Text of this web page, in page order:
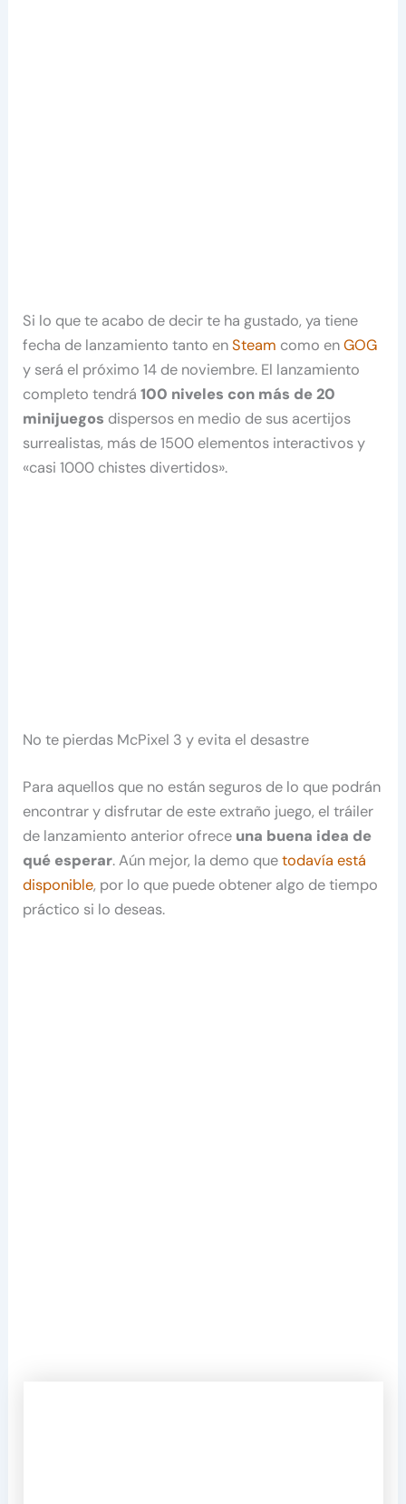
Si lo que te acabo de decir te ha gustado, ya tiene
fecha de lanzamiento tanto enSteam como enGOG
y será el próximo 14 de noviembre. El lanzamiento
completo tendrá100 niveles con más de 20
minijuegos dispersos en medio de sus acertijos
surrealistas, más de 1500 elementos interactivos y
«casi 1000 chistes divertidos».
No te pierdas McPixel 3 y evita el desastre
Para aquellos que no están seguros de lo que podrán
encontrar y disfrutar de este extraño juego, el tráiler
de lanzamiento anterior ofrece una buena idea de
qué esperar. Aún mejor, la demo quetodavía está
disponible, por lo que puede obtener algo de tiempo
práctico si lo deseas.